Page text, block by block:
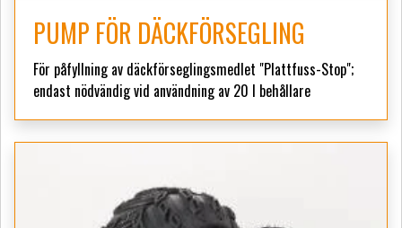
PUMP FÖR DÄCKFÖRSEGLING
För påfyllning av däckförseglingsmedlet "Plattfuss-Stop";
endast nödvändig vid användning av 20 l behållare